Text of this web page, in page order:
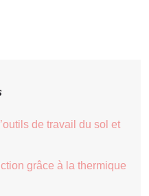
de travail du sol et
grâce à la thermique